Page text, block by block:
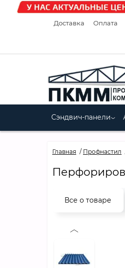
Доставка Оплата
Сэндвич-панели
Главная Профнастил
Все о товаре